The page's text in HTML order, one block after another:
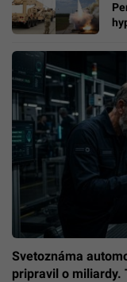
Svetoznáma
pripravil o miliardy.